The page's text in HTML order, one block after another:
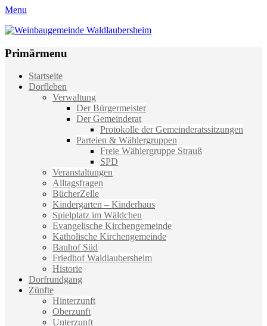
Menu
Weinbaugemeinde Waldlaubersheim
Primärmenu
Weiter
zum
Startseite
Dorfleben
Verwaltung
Der Bürgermeister
Der Gemeinderat
Protokolle der Gemeinderatssitzungen
Parteien & Wählergruppen
Freie Wählergruppe Strauß
SPD
Veranstaltungen
Alltagsfragen
BücherZelle
Kindergarten – Kinderhaus
Spielplatz im Wäldchen
Evangelische Kirchengemeinde
Katholische Kirchengemeinde
Bauhof Süd
Friedhof Waldlaubersheim
Historie
Dorfrundgang
Zünfte
Hinterzunft
Oberzunft
Unterzunft